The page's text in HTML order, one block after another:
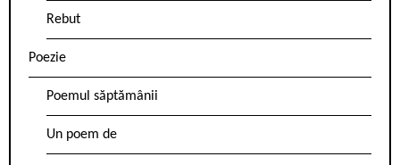
Rebut
Poezie
Poemul săptămânii
Un poem de